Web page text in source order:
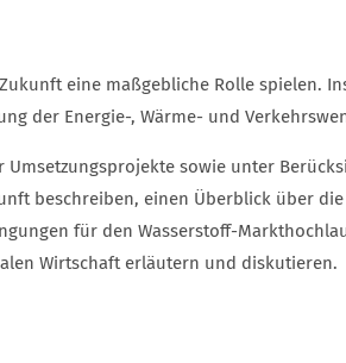
eine maßgebliche Rolle spielen.
der Energie-, Wärme- und
sowie unter
beschreiben, einen Überblick über
für den Wasserstoff-
Wirtschaft erläutern und diskutieren.